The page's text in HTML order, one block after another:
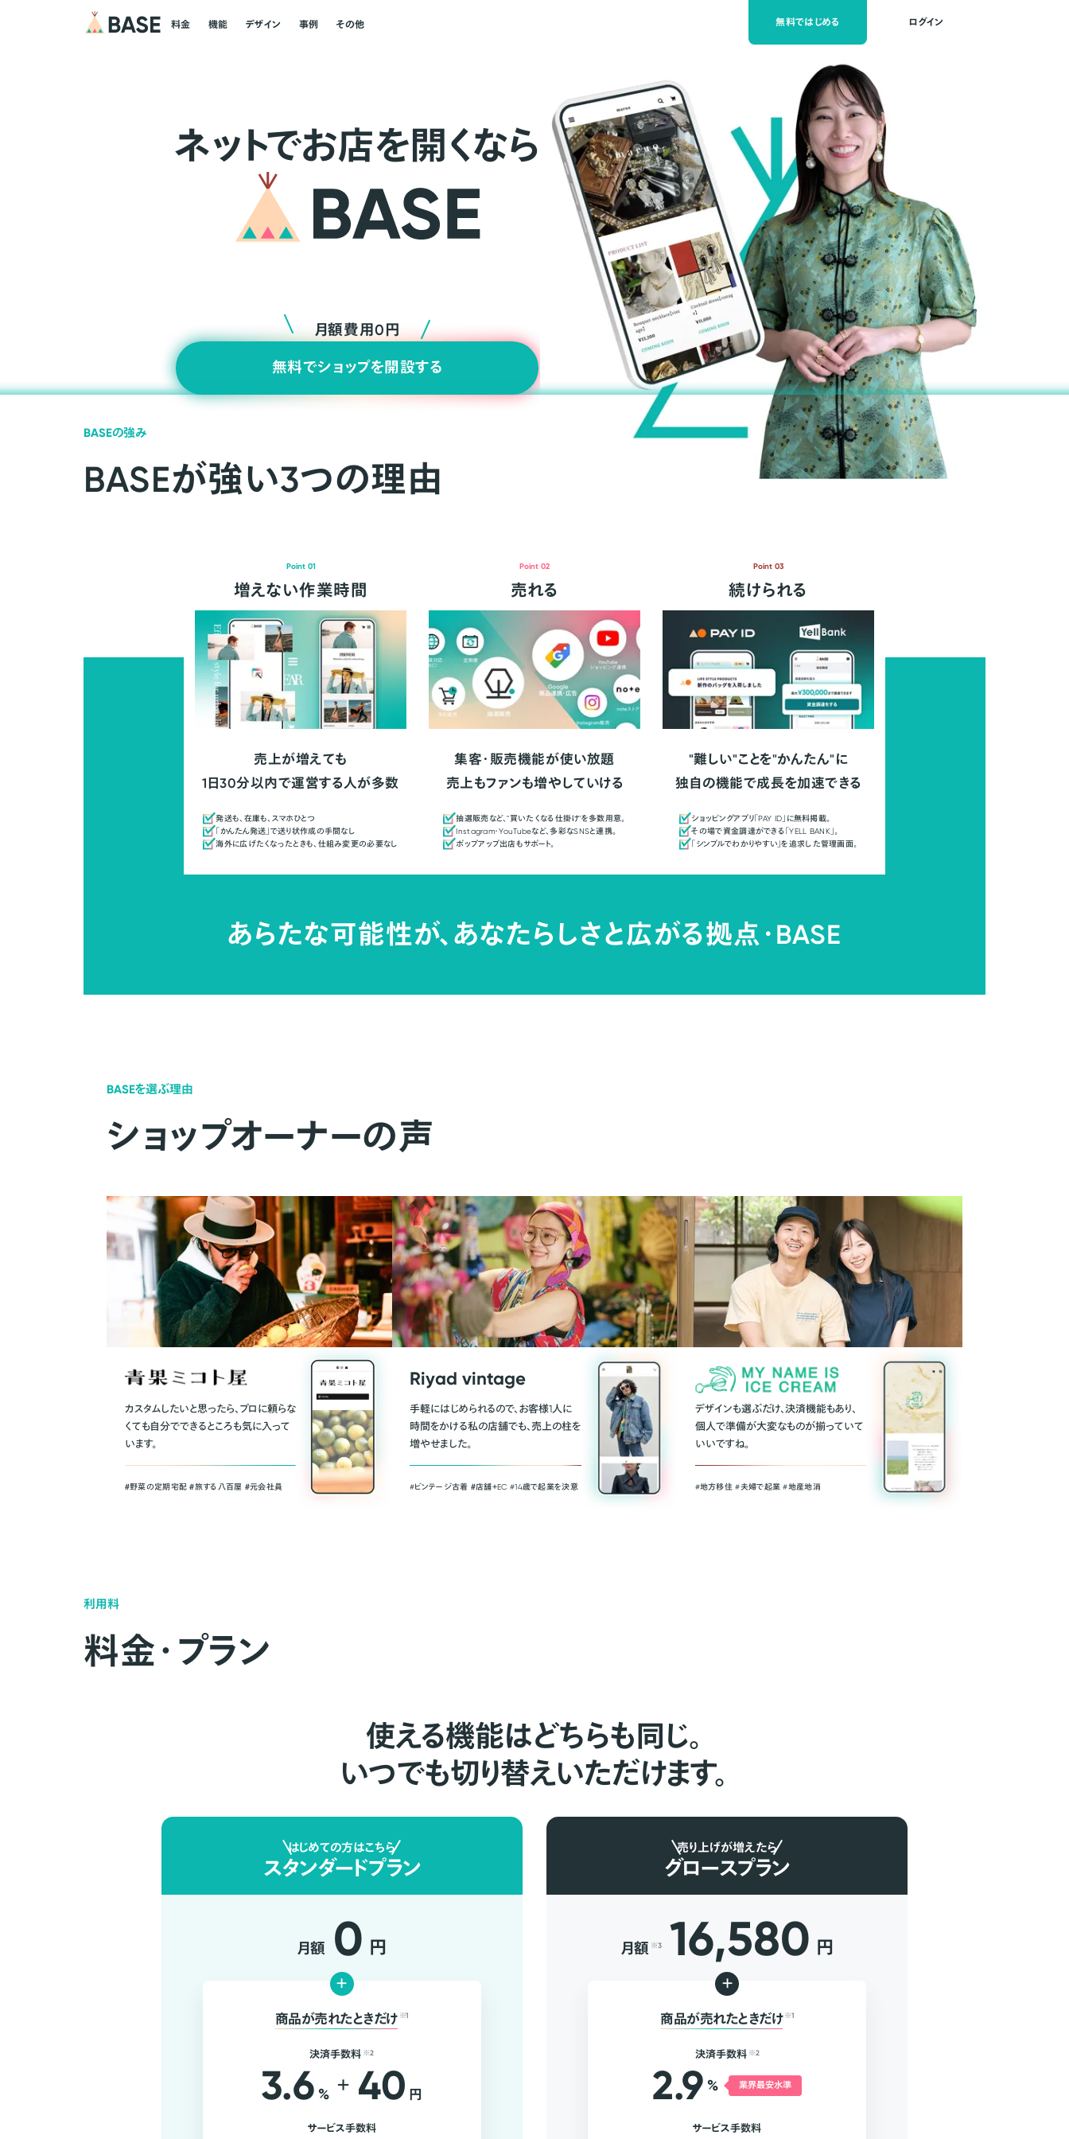
料金 機能 デザイン 事例 その他 無料ではじめる ログイン
ネッ トでお店を開くなら
月額費用0円
無料でショップを開設する
BASEの強み
BASEが強い3つの理由
Point 01
増えない作業時間
売上が増えても
1日30分以内で運営する人が多数
発送も、在庫も、スマホひとつ
「かんたん発送」で送り状作成の手間なし
海外に広げたくなったときも、仕組み変更の必要なし
Point 02
売れる
集客・販売機能が使い放題
売上もファンも増やしていける
抽選販売など、"買いたくなる仕掛け"を多数用意。
Instagram・YouTubeなど、多彩なSNSと連携。
ポップアップ出店もサポート。
Point 03
続けられる
"難しい"ことを"かんたん"に
独自の機能で成長を加速できる
ショッピングアプリ「PAY ID」に無料掲載。
その場で資金調達ができる「YELL BANK」。
「シンプルでわかりやすい」を追求した管理画面。
あらたな可能性が、あなたらしさと広がる拠点・BASE
BASEを選ぶ理由
ショップオーナーの声
カスタムしたいと思ったら、プロに頼らな
くても自分でできるところも気に入って
います。
＃野菜の定期宅配 ＃旅する八百屋 ＃元会社員
Riyad vintage
手軽にはじめられるので、お客様1人に
時間をかける私の店舗でも、売上の柱を
増やせました。
#ビンテージ古着 ＃店舗＋EC #14歳で起業を決意
デザインも選ぶだけ、決済機能もあり、
個人で準備が大変なものが揃っていて
いいですね。
#地方移住 #夫婦で起業 #地産地消
利用料
料金・プラン
使える機能はどちらも同じ。
いつでも切り替えいただけます。
はじめての方はこちら
スタンダードプラン
月額 0 円
+
商品が売れたときだけ ※1
決済手数料 ※2
3.6 % + 40 円
サービス手数料
売り上げが増えたら
グロースプラン
月額 ※3 16,580 円
+
商品が売れたときだけ ※1
決済手数料 ※2
2.9 % 業界最安水準
サービス手数料